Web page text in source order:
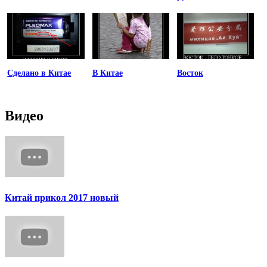
Сделано в Китае В Китае Восток
Видео
Китай прикол 2017 новый